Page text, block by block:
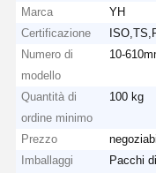
Marca
YH
Certificazione
Numero di
modello
10-
Quantità di
ordine minimo
100 kg
Prezzo
Imballaggi
Pacchi